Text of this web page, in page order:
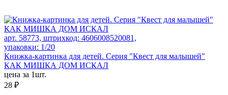
арт. 58773, штрихкод: 4606008520081,
упаковки: 1/20
Книжка-картинка для детей. Серия "Квест для малышей"
КАК МИШКА ДОМ ИСКАЛ
цена за 1шт.
28 ₽